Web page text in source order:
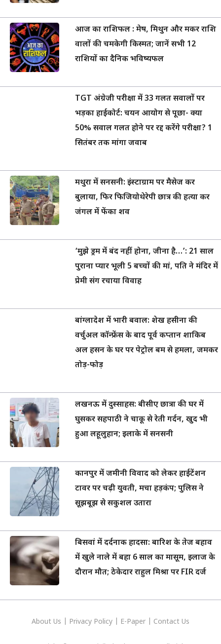
आज का राशिफल : मेष, मिथुन और मकर राशि
वालों की चमकेगी किस्मत; जानें सभी 12
राशियों का दैनिक भविष्यफल
TGT अंग्रेजी परीक्षा में 33 गलत सवालों पर
भड़का हाईकोर्ट: चयन आयोग से पूछा- क्या
50% सवाल गलत होने पर रद्द करेंगे परीक्षा? 1
सितंबर तक मांगा जवाब
मथुरा में सनसनी: इंस्टाग्राम पर मैसेज कर
बुलाया, फिर फिजियोथेरेपी छात्र की हत्या कर
जंगल में फेंका शव
‘मुझे ड्रम में बंद नहीं होना, जीना है…’: 21 साल
पुराना प्यार भूली 5 बच्चों की मां, पति ने मंदिर में
प्रेमी संग रचाया विवाह
बांग्लादेश में भारी बवाल: शेख हसीना की
वर्चुअल कॉन्फ्रेंस के बाद पूर्व कप्तान शाकिब
अल हसन के घर पर पेट्रोल बम से हमला, जमकर
तोड़-फोड़
लखनऊ में दुस्साहस: बीसीए छात्रा की घर में
घुसकर सहपाठी ने चाकू से रेती गर्दन, खुद भी
हुआ लहूलुहान; इलाके में सनसनी
कानपुर में जमीनी विवाद को लेकर हाईटेंशन
टावर पर चढ़ी युवती, मचा हड़कंप; पुलिस ने
सूझबूझ से सकुशल उतारा
बिसवां में दर्दनाक हादसा: बारिश के तेज बहाव
में खुले नाले में बहा 6 साल का मासूम, इलाज के
दौरान मौत; ठेकेदार राहुल मिश्रा पर FIR दर्ज
About Us Privacy Policy E-Paper Contact Us